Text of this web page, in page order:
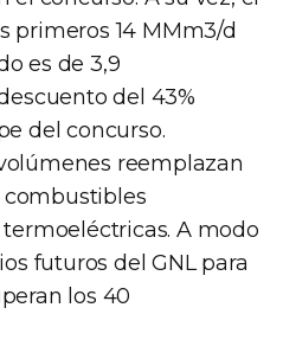
primeros 14 MMm3/d
es de 3,9
del 43%
del concurso.
reemplazan
A modo
futuros del GNL para
los 40